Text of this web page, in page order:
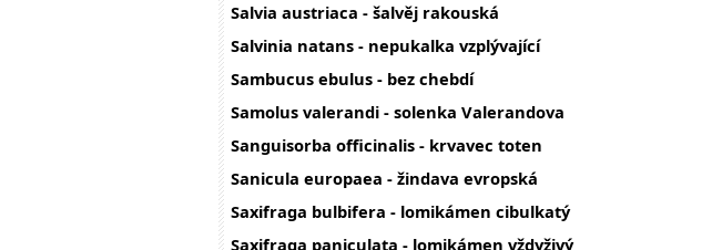
Salvia austriaca - šalvěj rakouská
Salvinia natans - nepukalka vzplývající
Sambucus ebulus - bez chebdí
Samolus valerandi - solenka Valerandova
Sanguisorba officinalis - krvavec toten
Sanicula europaea - žindava evropská
Saxifraga bulbifera - lomikámen cibulkatý
Saxifraga paniculata - lomikámen vždyživý